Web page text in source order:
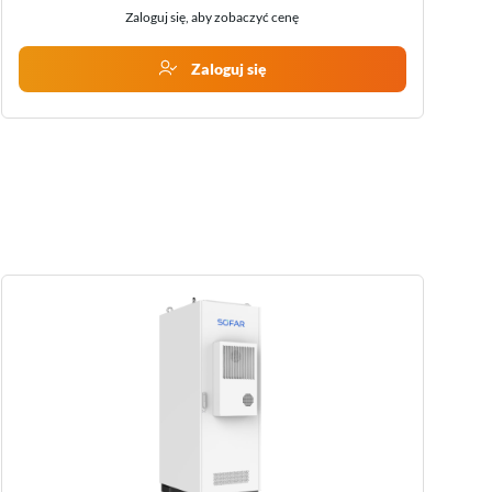
Zaloguj się, aby zobaczyć cenę
Zaloguj się